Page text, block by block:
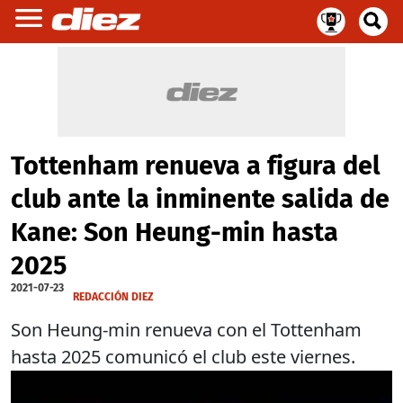
Tottenham renueva a figura del
club ante la inminente salida de
Kane: Son Heung-min hasta
2025
2021-07-23
REDACCIÓN DIEZ
Son Heung-min renueva con el Tottenham
hasta 2025 comunicó el club este viernes.